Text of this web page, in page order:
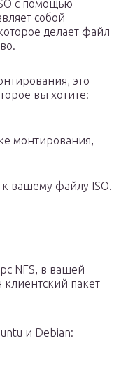
с помощью
собой
делает файл
это
вы хотите:
монтирования,
к вашему файлу ISO.
NFS, в вашей
клиентский пакет
и Debian: